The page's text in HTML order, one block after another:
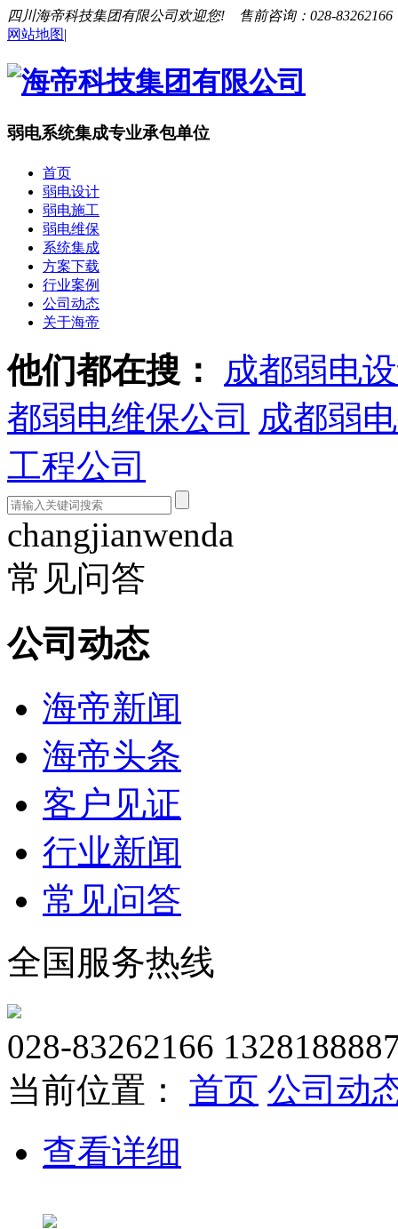
四川海帝科技集团有限公司欢迎您!
售前咨询：028-
网站地图|
弱电系统集成专业承包单位
定制开发、设计、施工和维保一站式服务
24小时服务热线
028-83262166 13281888872
首页
弱电设计
弱电施工
弱电维保
系统集成
方案下载
行业案例
公司动态
关于海帝
他们都在搜：
成都弱电
都弱电维保公司 成都弱
工程公司
changjianwenda
常见问答
公司动态
海帝新闻
海帝头条
客户见证
行业新闻
常见问答
全国服务热线
028-83262166
当前位置：
首页 公司动
查看详细